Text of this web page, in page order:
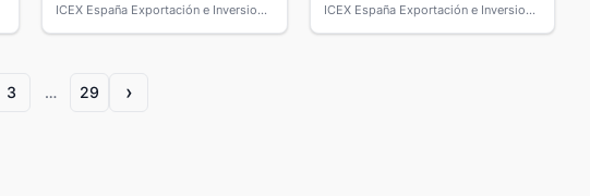
ICEX España Exportación e Inversiones
ICEX España Exportación e Inversiones
3 … 29 ›